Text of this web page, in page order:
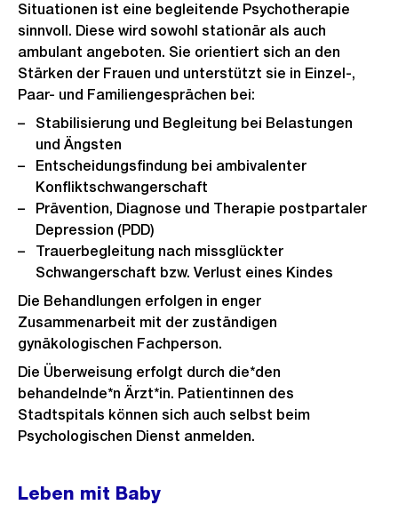
Situationen ist eine begleitende Psychotherapie
sinnvoll. Diese wird sowohl stationär als auch
ambulant angeboten. Sie orientiert sich an den
Stärken der Frauen und unterstützt sie in Einzel-,
Paar- und Familiengesprächen bei:
Stabilisierung und Begleitung bei Belastungen
und Ängsten
Entscheidungsfindung bei ambivalenter
Konfliktschwangerschaft
Prävention, Diagnose und Therapie postpartaler
Depression (PDD)
Trauerbegleitung nach missglückter
Schwangerschaft bzw. Verlust eines Kindes
Die Behandlungen erfolgen in enger
Zusammenarbeit mit der zuständigen
gynäkologischen Fachperson.
Die Überweisung erfolgt durch die*den
behandelnde*n Ärzt*in. Patientinnen des
Stadtspitals können sich auch selbst beim
Psychologischen Dienst anmelden.
Leben mit Baby